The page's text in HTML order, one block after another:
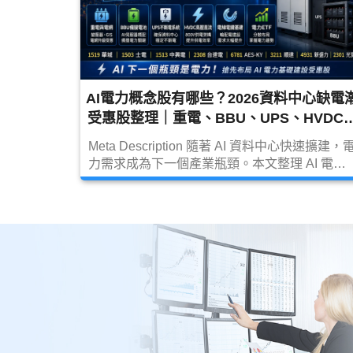
AI電力概念股有哪些？2026資料中心缺電
受惠股整理｜重電、BBU、UPS、HVDC
電力ETF完整解析
Meta Description 隨著 AI 資料中心快速擴建，電
力需求成為下一個產業瓶頸。本文整理 AI 電力
概念股，包括重電設備、電網升級、HVDC、AI
興電（1513）、台達電（2308）、AES-
KY（6781）、順達（3211）等受惠方向。